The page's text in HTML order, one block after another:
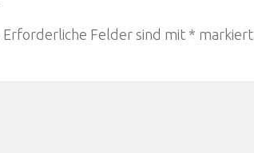
Erforderliche Felder sind mit * markiert